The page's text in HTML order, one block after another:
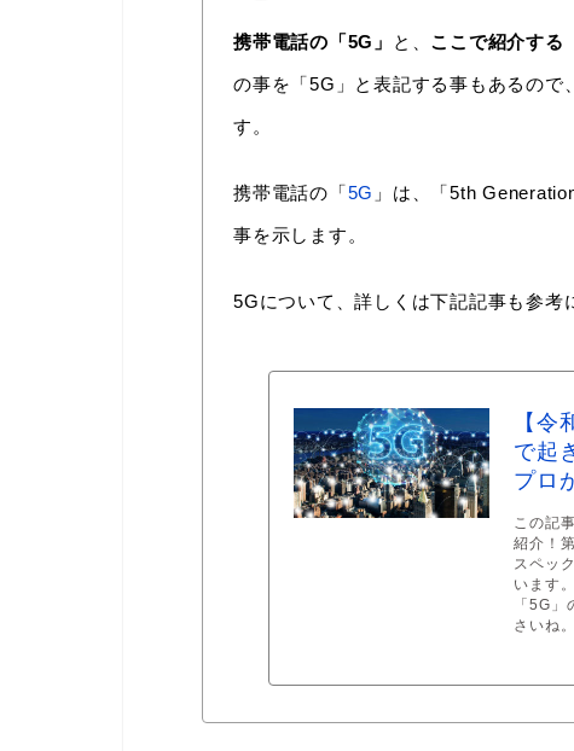
携帯電話の「5G」 と、 ここで紹介する
の事を「5G」と表記する事もあるの
す。
携帯電話の「5G 」は、「5th
事を示します。
5Gについて、詳しくは下記記事も参考
【令
で起
プロ
この記
紹介！
スペッ
います
「5G
さいね